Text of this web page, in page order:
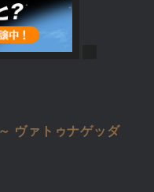
ヴァトゥナゲッダ